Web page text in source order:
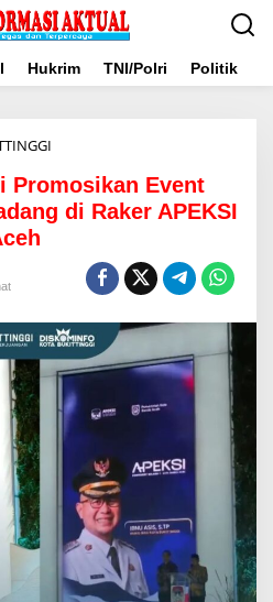
Hukrim TNI/Polri Politik
Promosikan
Event
100
Gadang
Raker
APEKSI
Wilayah
I
Banda
Aceh
Promosikan Event
di Raker APEKSI